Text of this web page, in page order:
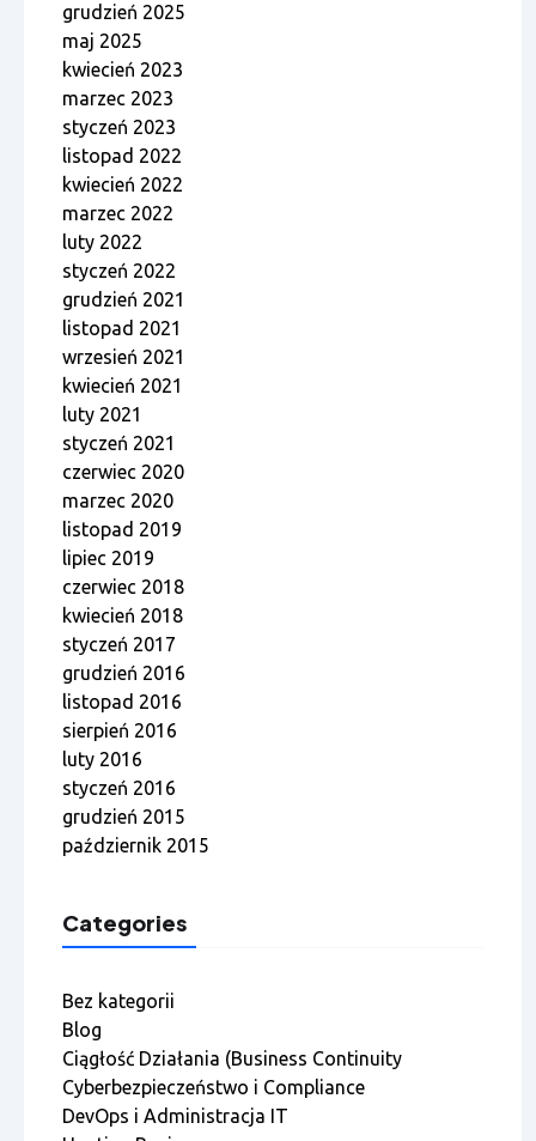
grudzień 2025
maj 2025
kwiecień 2023
marzec 2023
styczeń 2023
listopad 2022
kwiecień 2022
marzec 2022
luty 2022
styczeń 2022
grudzień 2021
listopad 2021
wrzesień 2021
kwiecień 2021
luty 2021
styczeń 2021
czerwiec 2020
marzec 2020
listopad 2019
lipiec 2019
czerwiec 2018
kwiecień 2018
styczeń 2017
grudzień 2016
listopad 2016
sierpień 2016
luty 2016
styczeń 2016
grudzień 2015
październik 2015
Categories
Bez kategorii
Blog
Ciągłość Działania (Business Continuity
Cyberbezpieczeństwo i Compliance
DevOps i Administracja IT